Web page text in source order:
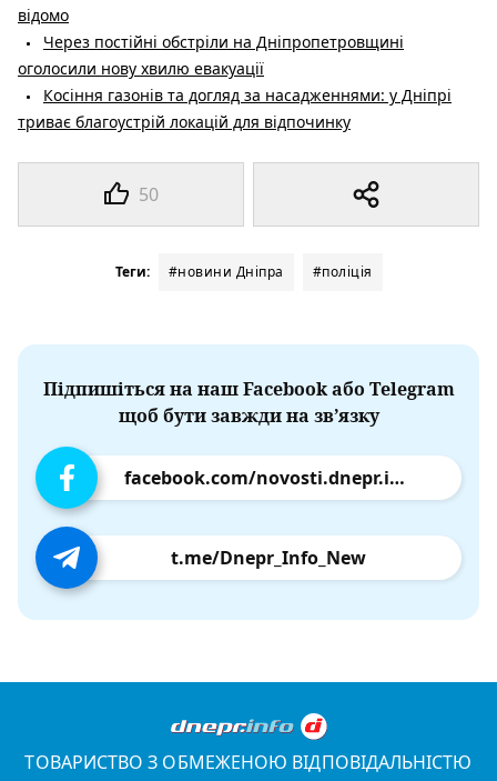
50
відомо
Через постійні обстріли на Дніпропетровщині
оголосили нову хвилю евакуації
Косіння газонів та догляд за насадженнями: у Дніпрі
триває благоустрій локацій для відпочинку
Теги: #новини Дніпра #поліція
Підпишіться на наш Facebook або Telegram
щоб бути завжди на зв’язку
facebook.com/novosti.dnepr.info
t.me/Dnepr_Info_New
ТОВАРИСТВО З ОБМЕЖЕНОЮ ВІДПОВІДАЛЬНІСТЮ